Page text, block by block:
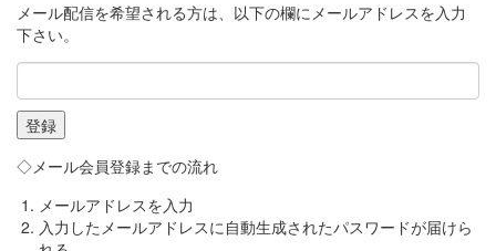
メール配信を希望される方は、以下の欄にメールアドレスを入力
下さい。
◇メール会員登録までの流れ
メールアドレスを入力
入力したメールアドレスに自動生成されたパスワードが届けら